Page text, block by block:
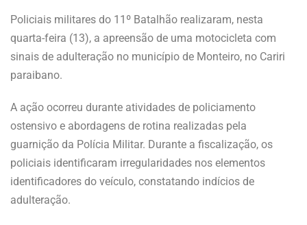
Policiais militares do 11º Batalhão realizaram, nesta
quarta-feira (13), a apreensão de uma motocicleta com
sinais de adulteração no município de Monteiro, no Cariri
paraibano.
A ação ocorreu durante atividades de policiamento
ostensivo e abordagens de rotina realizadas pela
guarnição da Polícia Militar. Durante a fiscalização, os
policiais identificaram irregularidades nos elementos
identificadores do veículo, constatando indícios de
adulteração.